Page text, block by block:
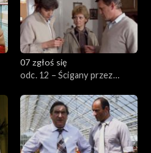
07 zgłoś się
odc. 12 – Ścigany przez